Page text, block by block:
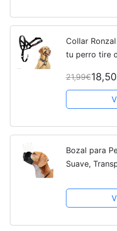
Collar
tu perro tire
acolchada.
antitirones
21,99€
Bozal para
Suave,
cómodo
para Perros